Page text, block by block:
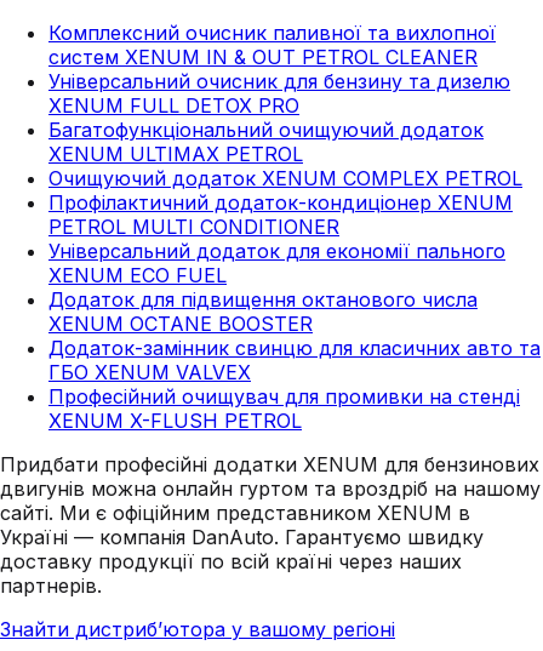
Комплексний очисник паливної та вихлопної
систем XENUM IN & OUT PETROL CLEANER
Універсальний очисник для бензину та дизелю
XENUM FULL DETOX PRO
Багатофункціональний очищуючий додаток
XENUM ULTIMAX PETROL
Очищуючий додаток XENUM COMPLEX PETROL
Профілактичний додаток-кондиціонер XENUM
PETROL MULTI CONDITIONER
Універсальний додаток для економії пального
XENUM ECO FUEL
Додаток для підвищення октанового числа
XENUM OCTANE BOOSTER
Додаток-замінник свинцю для класичних авто та
ГБО XENUM VALVEX
Професійний очищувач для промивки на стенді
XENUM X-FLUSH PETROL
Придбати професійні додатки XENUM для бензинових
двигунів можна онлайн гуртом та вроздріб на нашому
сайті. Ми є офіційним представником XENUM в
Україні — компанія DanAuto. Гарантуємо швидку
доставку продукції по всій країні через наших
партнерів.
Знайти дистриб’ютора у вашому регіоні